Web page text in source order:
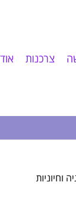
צרכנות
וחיוניות